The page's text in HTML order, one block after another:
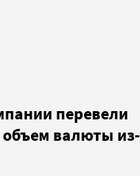
перевели
валюты из-